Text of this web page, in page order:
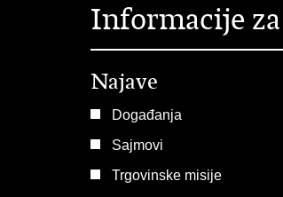
Informacije
Najave
Događanja
Sajmovi
Trgovinske misije